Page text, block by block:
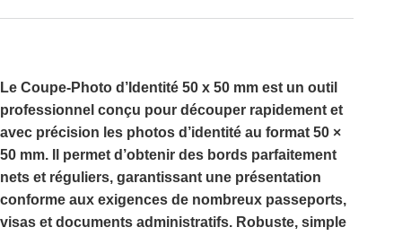
Le Coupe-Photo d’Identité 50 x 50 mm est un outil
professionnel conçu pour découper rapidement et
avec précision les photos d’identité au format 50 ×
50 mm. Il permet d’obtenir des bords parfaitement
nets et réguliers, garantissant une présentation
conforme aux exigences de nombreux passeports,
visas et documents administratifs. Robuste, simple